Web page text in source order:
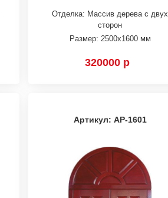
Отделка: Массив дерева с двух
сторон
Размер: 2500х1600 мм
320000 р
Артикул: АР-1601